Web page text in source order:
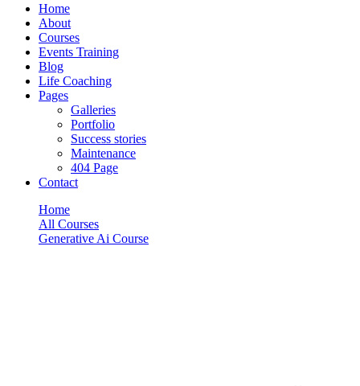
Home
About
Courses
Events Training
Blog
Life Coaching
Pages
Galleries
Portfolio
Success stories
Maintenance
404 Page
Contact
Home
All Courses
Generative Ai Course